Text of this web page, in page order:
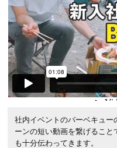
社内イベントのバーベキュ
ーンの短い動画を繋げること
も十分伝わってきます。